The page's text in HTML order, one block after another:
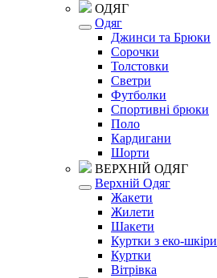
ОДЯГ
Одяг
Джинси та Брюки
Сорочки
Толстовки
Светри
Футболки
Спортивні брюки
Поло
Кардигани
Шорти
ВЕРХНІЙ ОДЯГ
Верхній Одяг
Жакети
Жилети
Шакети
Куртки з еко-шкіри
Куртки
Вітрівка